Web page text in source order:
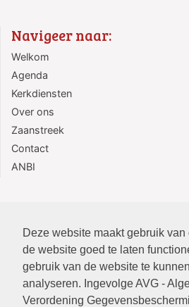
Deze website maakt gebruik van
de website goed te laten
gebruik van de website te kunnen
analyseren. Ingevolge AVG -
Verordening
Navigeer naar:
Welkom
Agenda
Kerkdiensten
Over ons
Zaanstreek
Contact
ANBI